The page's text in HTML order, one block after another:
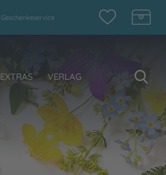
Geschenkeservice
EXTRAS VERLAG